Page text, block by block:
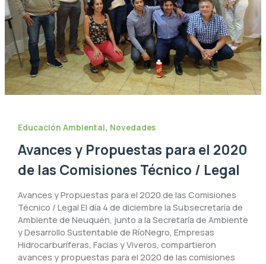
Educación Ambiental, Novedades
Avances y Propuestas para el 2020
de las Comisiones Técnico / Legal
Avances y Propuestas para el 2020 de las Comisiones
Técnico / Legal El día 4 de diciembre la Subsecretaría de
Ambiente de Neuquén, junto a la Secretaría de Ambiente
y Desarrollo Sustentable de RíoNegro, Empresas
Hidrocarburíferas, Facias y Viveros, compartieron
avances y propuestas para el 2020 de las comisiones